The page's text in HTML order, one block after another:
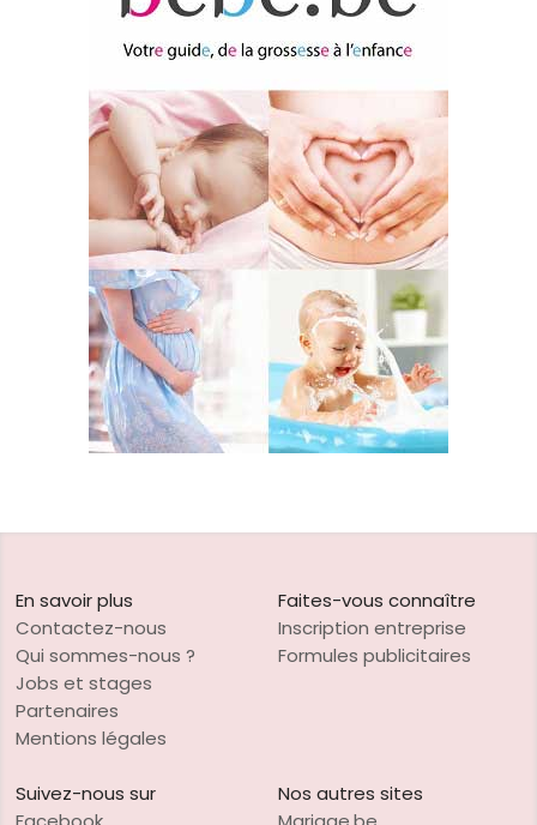
En savoir plus
Contactez-nous
Qui sommes-nous ?
Jobs et stages
Partenaires
Mentions légales
Faites-vous connaître
Inscription entreprise
Formules publicitaires
Suivez-nous sur
Nos autres sites